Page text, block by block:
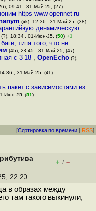
09:41 , 31-Май-25, (27)
https www opennet ru
(ok), 12:36 , 31-Май-25, (38)
динамическую
(?), 18:34 , 01-Июн-25, (50) +1
типа того, что не
(45), 23:45 , 31-Май-25, (47)
с 3 18 ,OpenEcho (?),
, 31-Май-25, (41)
пакет с зависимостями из
Июн-25, (51)
[Сортировка по времени | RSS]
+ / –
22:20
в образах между
там такого выкинули,